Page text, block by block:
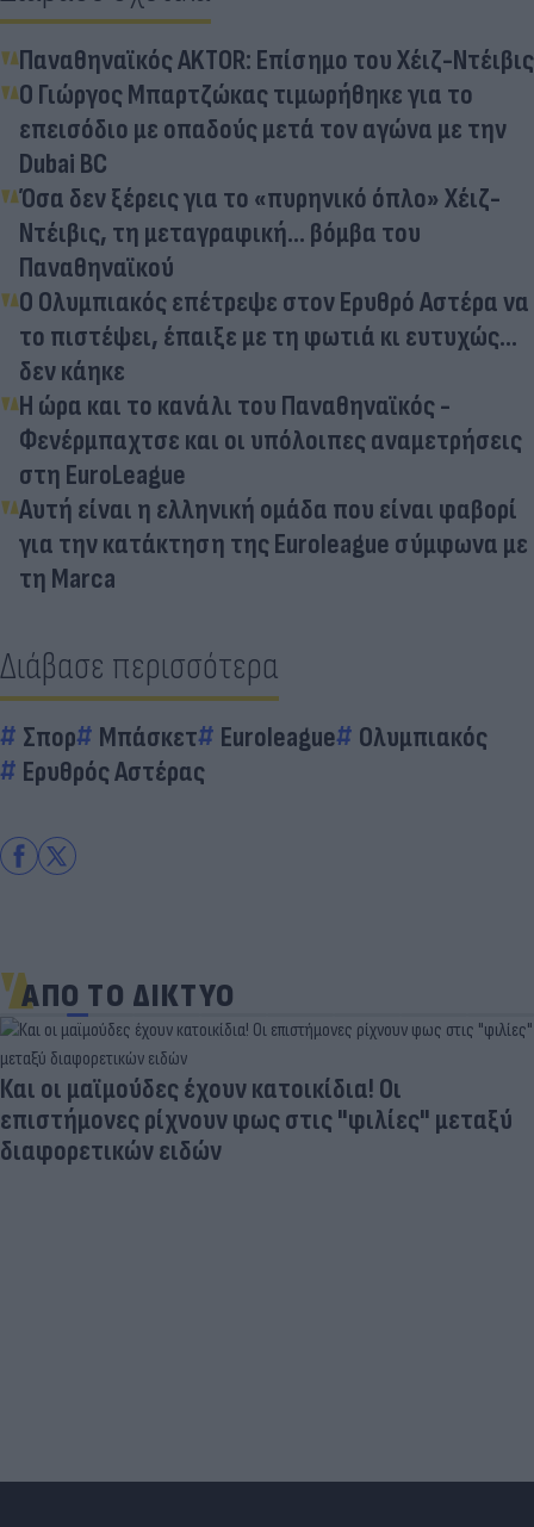
Παναθηναϊκός AKTOR: Επίσημο του Χέιζ-Ντέιβις
Ο Γιώργος Μπαρτζώκας τιμωρήθηκε για το
επεισόδιο με οπαδούς μετά τον αγώνα με την
Dubai BC
Όσα δεν ξέρεις για το «πυρηνικό όπλο» Χέιζ-
Ντέιβις, τη μεταγραφική... βόμβα του
Παναθηναϊκού
Ο Ολυμπιακός επέτρεψε στον Ερυθρό Αστέρα να
το πιστέψει, έπαιξε με τη φωτιά κι ευτυχώς...
δεν κάηκε
Η ώρα και το κανάλι του Παναθηναϊκός -
Φενέρμπαχτσε και οι υπόλοιπες αναμετρήσεις
στη EuroLeague
Αυτή είναι η ελληνική ομάδα που είναι φαβορί
για την κατάκτηση της Euroleague σύμφωνα με
τη Marca
Διάβασε περισσότερα
Σπορ Μπάσκετ Euroleague
Ολυμπιακός
Ερυθρός Αστέρας
ΑΠΟ ΤΟ ΔΙΚΤΥΟ
Και οι μαϊμούδες έχουν κατοικίδια! Οι
επιστήμονες ρίχνουν φως στις "φιλίες" μεταξύ
διαφορετικών ειδών